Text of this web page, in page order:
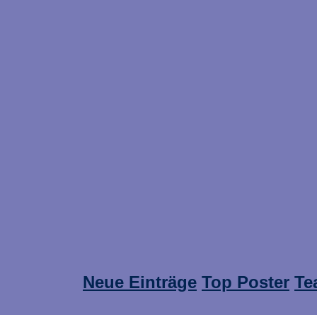
Neue Einträge Top Poster